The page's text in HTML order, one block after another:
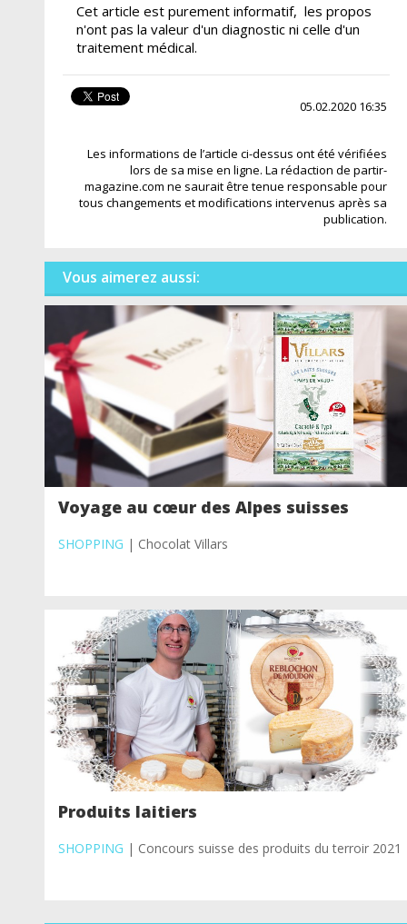
Cet article est purement informatif, les propos
n'ont pas la valeur d'un diagnostic ni celle d'un
traitement médical.
05.02.2020 16:35
Les informations de l’article ci-dessus ont été vérifiées
lors de sa mise en ligne. La rédaction de partir-
magazine.com ne saurait être tenue responsable pour
tous changements et modifications intervenus après sa
publication.
Vous aimerez aussi:
Voyage au cœur des Alpes suisses
SHOPPING | Chocolat Villars
Produits laitiers
SHOPPING | Concours suisse des produits du terroir 2021